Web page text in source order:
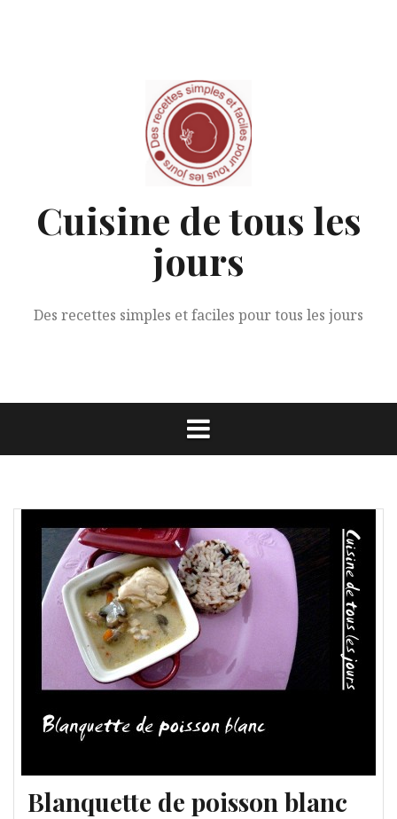
Cuisine de tous les
jours
Des recettes simples et faciles pour tous les jours
Blanquette de poisson blanc